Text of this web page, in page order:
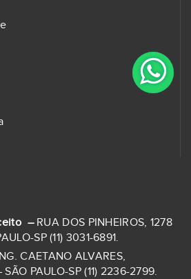
– RUA DOS PINHEIROS, 1278
SP (11) 3031-6891.
CAETANO ALVARES,
PAULO-SP (11) 2236-2799.